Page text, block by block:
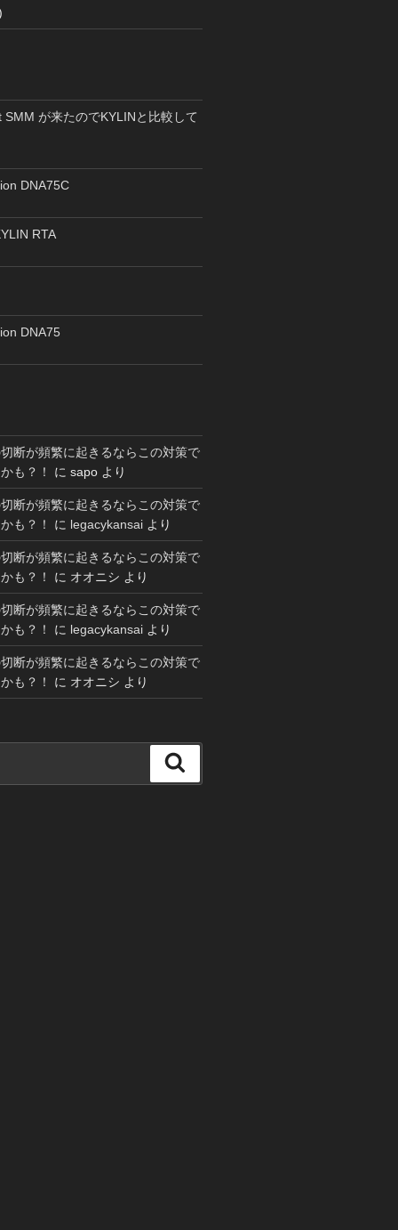
が来たのでKYLINと比較して
DNA75C
RTA
DNA75
断が頻繁に起きるならこの対策で
も？！
に sapoより
断が頻繁に起きるならこの対策で
も？！
に legacykansaiより
断が頻繁に起きるならこの対策で
も？！
に オオニシ より
断が頻繁に起きるならこの対策で
も？！
に legacykansaiより
断が頻繁に起きるならこの対策で
も？！
に オオニシ より
索